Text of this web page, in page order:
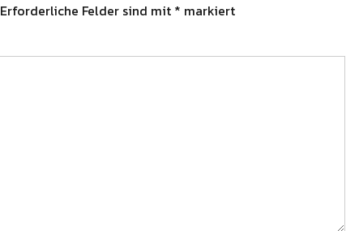
Erforderliche Felder sind mit * markiert